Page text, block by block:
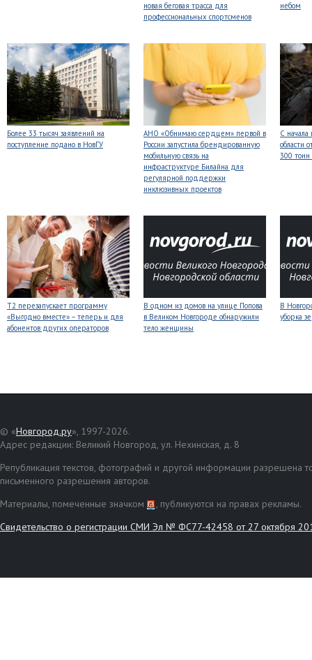
новая беговая трасса для
профессиональных спортсменов
небом
Более 33 тысяч заявлений на
поступление подано в НовГУ
АНО «Обнимаю сердцем» первой в
России запустила брендированную
мобильную связь на
инфраструктуре Билайна для
регулярной поддержки
инклюзивных проектов
С начала
области
300
Т2 перезапускает программу
«Выгодно вместе» – теперь и для
абонентов других операторов
В одном из домов на улице Попова
в Великом Новгороде обнаружили
тело женщины
В
уборка
© «Новгород.ру», 1997-2026.
Адрес редакции: Великий Новгород, ул. Нехинская, д. 8
Републикация текстов, фотографий и другой информации разрешена
письменного разрешения авторов.
Материалы, помеченные значком
, публикуются на правах рекламы.
Свидетельство о регистрации СМИ Эл № ФС77-42458 от 27 октября